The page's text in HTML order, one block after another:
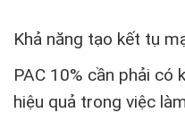
Khả năng tạo kết tụ
PAC 10% cần phải có
hiệu quả trong việc